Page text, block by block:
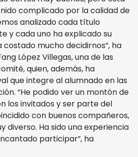
complicado por la calidad de
analizado cada título
y cada uno ha explicado su
costado mucho decidirnos”, ha
López Villegas, una de las
quien, además, ha
que integre al alumnado en las
“He podido ver un montón de
los invitados y ser parte del
con buenos compañeros,
diverso. Ha sido una experiencia
participar”, ha